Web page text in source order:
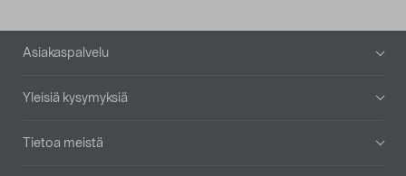
Alatunniste
Asiakaspalvelu
Yleisiä kysymyksiä
Tietoa meistä